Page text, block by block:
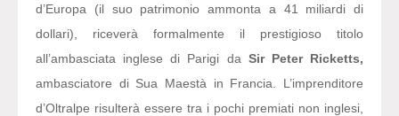
d’Europa (il suo patrimonio ammonta a 41 miliardi di
dollari), riceverà formalmente il prestigioso titolo
all’ambasciata inglese di Parigi da Sir Peter Ricketts,
ambasciatore di Sua Maestà in Francia. L’imprenditore
d’Oltralpe risulterà essere tra i pochi premiati non inglesi,